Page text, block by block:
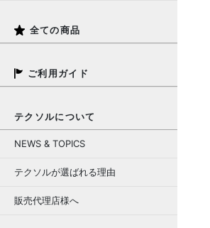
全ての商品
ご利用ガイド
テクソルについて
NEWS & TOPICS
テクソルが選ばれる理由
販売代理店様へ